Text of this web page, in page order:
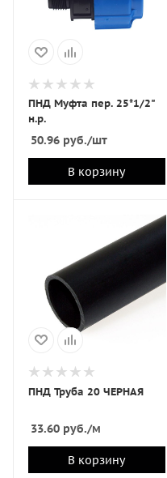
ПНД Муфта пер. 25*1/2"
н.р.
50.96 руб./шт
В корзину
ПНД Труба 20 ЧЕРНАЯ
33.60 руб./м
В корзину